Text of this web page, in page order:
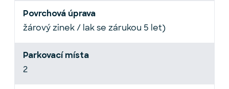
Povrchová úprava
žárový zinek / lak se zárukou 5 let)
Parkovací místa
2